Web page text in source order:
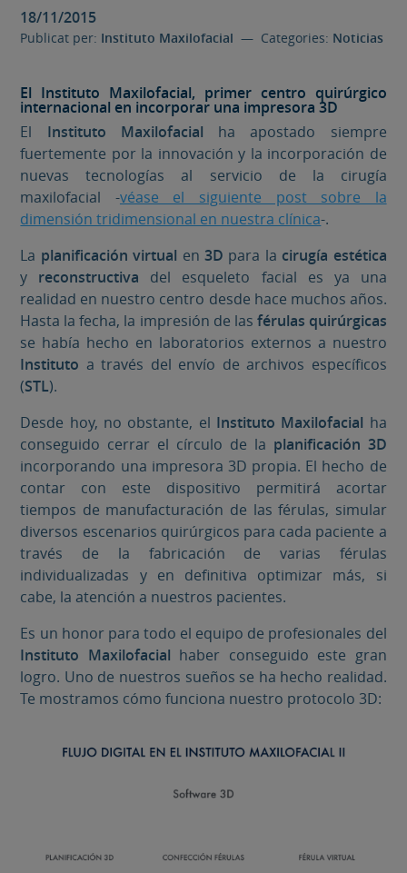
18/11/2015
Publicat per: Instituto Maxilofacial — Categories: Noticias
El Instituto Maxilofacial, primer centro quirúrgico
internacional en incorporar una impresora 3D
El Instituto Maxilofacial ha apostado siempre
fuertemente por la innovación y la incorporación de
nuevas tecnologías al servicio de la cirugía
maxilofacial -véase el siguiente post sobre la
dimensión tridimensional en nuestra clínica-.
La planificación virtual en3D para la cirugía estética
y reconstructiva del esqueleto facial es ya una
realidad en nuestro centro desde hace muchos años.
Hasta la fecha, la impresión de las férulas quirúrgicas
se había hecho en laboratorios externos a nuestro
Instituto a través del envío de archivos específicos
(STL).
Desde hoy, no obstante, el Instituto Maxilofacial ha
conseguido cerrar el círculo de la planificación 3D
incorporando una impresora 3D propia. El hecho de
contar con este dispositivo permitirá acortar
tiempos de manufacturación de las férulas, simular
diversos escenarios quirúrgicos para cada paciente a
través de la fabricación de varias férulas
individualizadas y en definitiva optimizar más, si
cabe, la atención a nuestros pacientes.
Es un honor para todo el equipo de profesionales del
Instituto Maxilofacial haber conseguido este gran
logro. Uno de nuestros sueños se ha hecho realidad.
Te mostramos cómo funciona nuestro protocolo 3D: